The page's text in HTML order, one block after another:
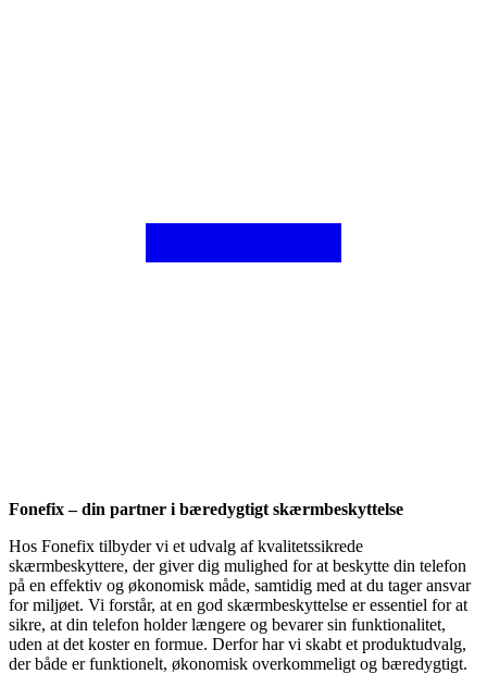
Fonefix – din partner i bæredygtigt skærmbeskyttelse
Hos Fonefix tilbyder vi et udvalg af kvalitetssikrede
skærmbeskyttere, der giver dig mulighed for at beskytte din telefon
på en effektiv og økonomisk måde, samtidig med at du tager ansvar
for miljøet. Vi forstår, at en god skærmbeskyttelse er essentiel for at
sikre, at din telefon holder længere og bevarer sin funktionalitet,
uden at det koster en formue. Derfor har vi skabt et produktudvalg,
der både er funktionelt, økonomisk overkommeligt og bæredygtigt.